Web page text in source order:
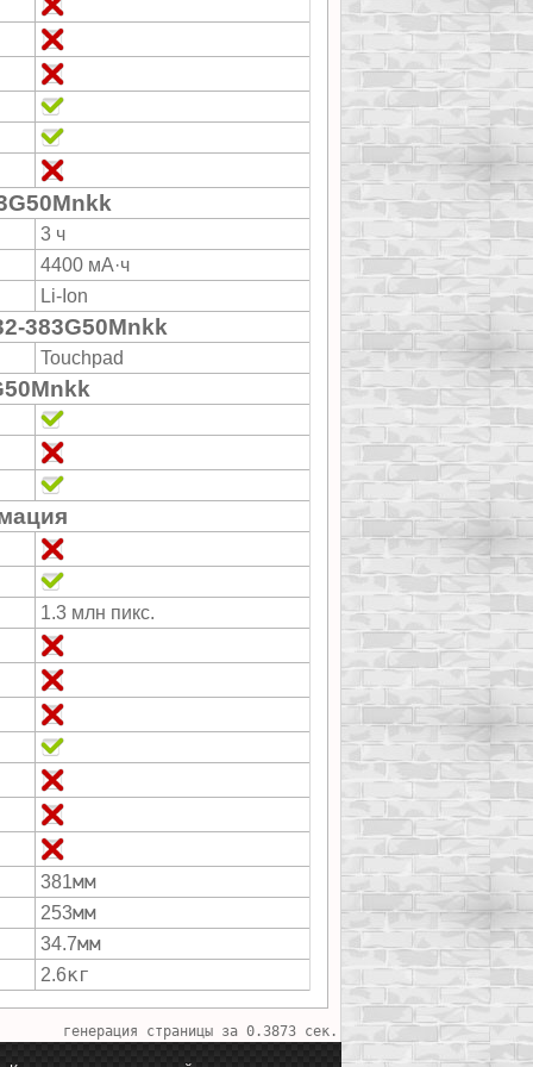
3 ч
4400 мА·ч
Li-Ion
383G50Mnkk
Touchpad
1.3 млн пикс.
381мм
253мм
34.7мм
2.6кг
генерация страницы за 0.3873 сек.